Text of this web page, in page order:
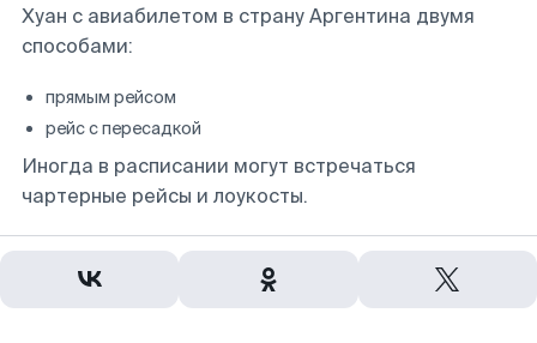
Хуан с авиабилетом в страну Аргентина двумя
способами:
прямым рейсом
рейс с пересадкой
Иногда в расписании могут встречаться
чартерные рейсы и лоукосты.